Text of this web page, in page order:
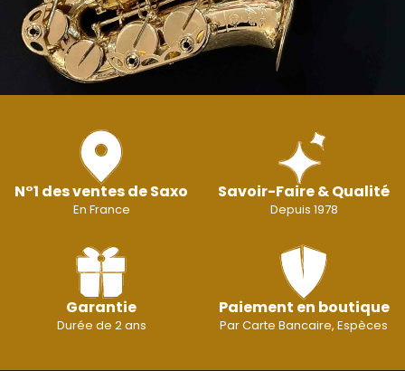
N°1 des ventes de Saxo
En France
Savoir-Faire & Qualité
Depuis 1978
Garantie
Durée de 2 ans
Paiement en boutique
Par Carte Bancaire, Espèces